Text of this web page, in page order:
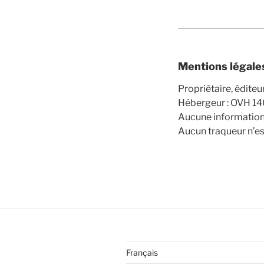
Mentions
Propriétaire,
Hébergeur : OVH
Aucune
Aucun traqueur
Français